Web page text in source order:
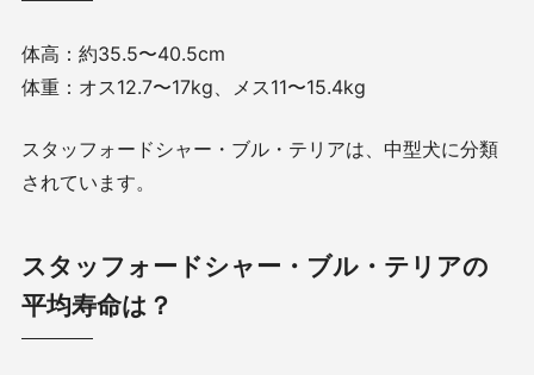
体高：約35.5〜40.5cm
体重：オス12.7〜17kg、メス11〜15.4kg
スタッフォードシャー・ブル・テリアは、中型犬に分類
されています。
スタッフォードシャー・ブル・テリアの
平均寿命は？